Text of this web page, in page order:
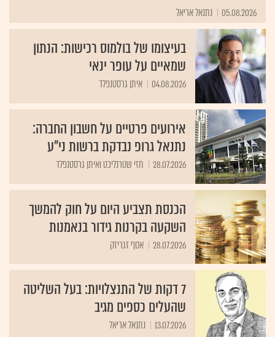
05.08.2026 נתנאל אריאל
בעיצומו של בולמוס רכישות: הנתון
שמאיים על עופר ינאי
04.08.2026 איתן גרסטנפלד
אירועים פרטיים על חשבון החברה:
נתנאל גרופ נבדקת ברשות ני"ע
28.07.2026 חזי שטרנליכט ואיתן גרסטנפלד
הכנסת תצביע היום על חוק להמשך
השקעה בקרנות גידור בנאמנות
28.07.2026 אסף זגריזק
7 דקות של התנצלויות: בעל השליטה
שהעלים כספים מגיב
13.07.2026 נתנאל אריאל